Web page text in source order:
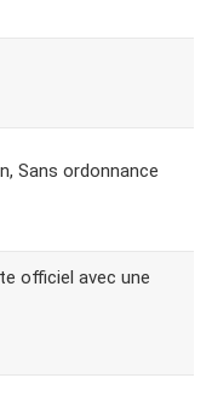
Sans ordonnance
officiel avec une